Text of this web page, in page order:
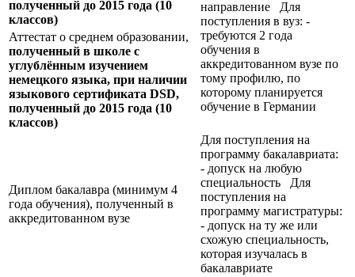
полученный до 2015 года (10
классов)
направление Для
поступления в вуз: -
требуются 2 года
обучения в
аккредитованном вузе по
тому профилю, по
которому планируется
обучение в Германии
Аттестат о среднем образовании,
полученный в школе с
углублённым изучением
немецкого языка, при наличии
языкового сертификата DSD,
полученный до 2015 года (10
классов)
Диплом бакалавра (минимум 4
года обучения), полученный в
аккредитованном вузе
Для поступления на
программу бакалавриата:
- допуск на любую
специальность Для
поступления на
программу магистратуры:
- допуск на ту же или
схожую специальность,
которая изучалась в
бакалавриате